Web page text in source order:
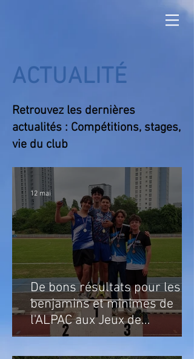
ACTUALITÉ
Retrouvez les dernières
actualités : Compétitions, stages,
vie du club
De bons résultats pour les
benjamins et minimes de
l'ALPAC aux Jeux de
l'Atlantique
12 mai